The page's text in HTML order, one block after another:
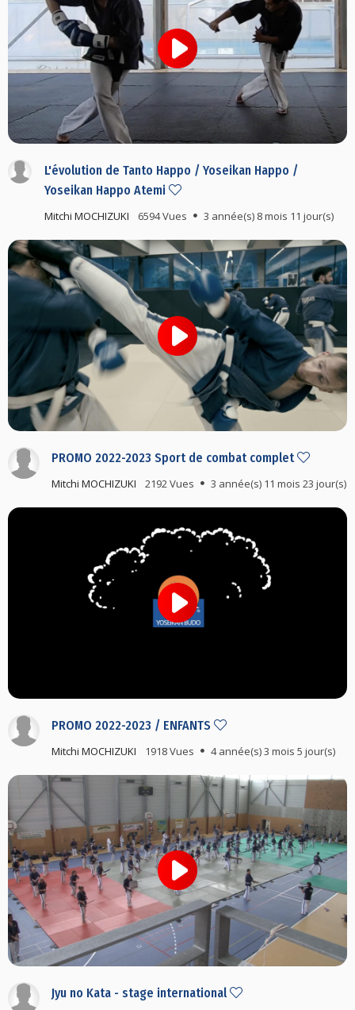
L'évolution de Tanto Happo / Yoseikan Happo /
Yoseikan Happo Atemi
Mitchi MOCHIZUKI 6594 Vues 3 année(s) 8 mois 11 jour(s)
PROMO 2022-2023 Sport de combat complet
Mitchi MOCHIZUKI 2192 Vues 3 année(s) 11 mois 23 jour(s)
PROMO 2022-2023 / ENFANTS
Mitchi MOCHIZUKI 1918 Vues 4 année(s) 3 mois 5 jour(s)
Jyu no Kata - stage international